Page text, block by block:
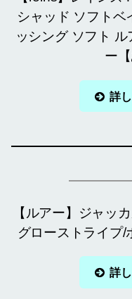
シャッド ソフトベ
ッシング ソフト
ー
詳
【ルアー】ジャッ
グローストライプ/
詳